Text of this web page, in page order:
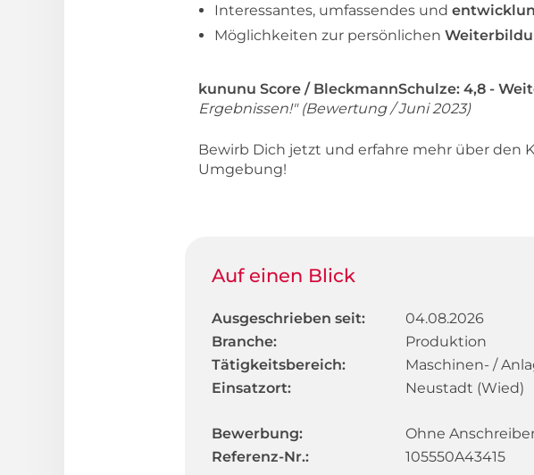
Interessantes, umfassendes und
Möglichkeiten zur persönlichen
kununu Score / BleckmannSchulze: 4,8 -
Ergebnissen!" (Bewertung / Juni 2023)
Bewirb Dich jetzt und erfahre mehr über den
Umgebung!
Auf einen Blick
Ausgeschrieben seit:
04.08.2026
Branche:
Produktion
Tätigkeitsbereich:
Maschinen- /
Einsatzort:
Neustadt (Wied)
Bewerbung:
Ohne
Referenz-Nr.:
105550A43415